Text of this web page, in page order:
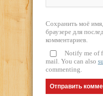
Сохранить моё
браузере для
комментариев.
Notify me of
mail. You can also
commenting.